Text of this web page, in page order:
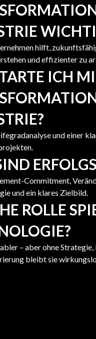
hilft,
und effizienter zu
ICH
und einer
Commitment,
und ein klares Zielbild.
ROLLE
– aber ohne
bleibt sie